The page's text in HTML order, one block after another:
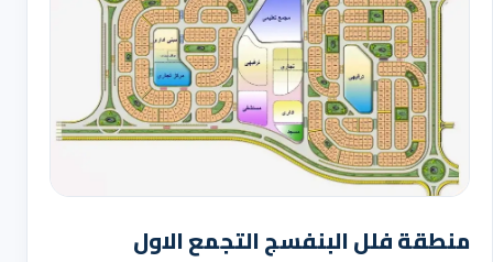
منطقة فلل البنفسج التجمع الاول